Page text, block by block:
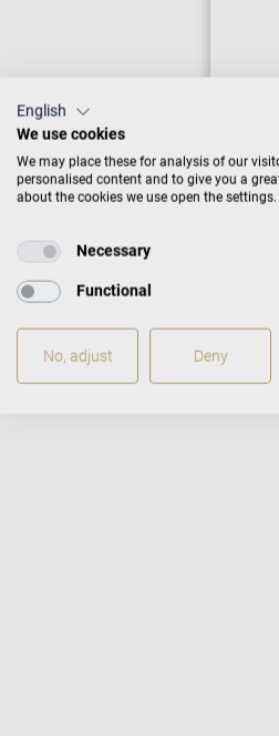
English
We use cookies
We may place these for analysis of our
personalised content and to give you a
about the cookies we use open the settings.
Necessary
Functional
No, adjust Deny